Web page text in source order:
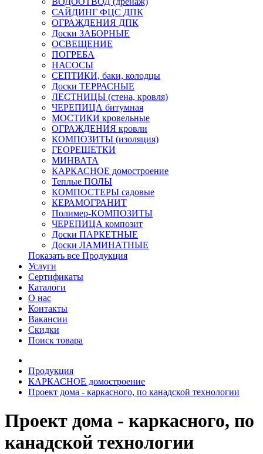
САЙДИНГ ФЦС ДПК
ОГРАЖДЕНИЯ ДПК
Доски ЗАБОРНЫЕ
ОСВЕЩЕНИЕ
ПОГРЕБА
НАСОСЫ
СЕПТИКИ, баки, колодцы
Доски ТЕРРАСНЫЕ
ЛЕСТНИЦЫ (стена, кровля)
ЧЕРЕПИЦА битумная
МОСТИКИ кровельные
ОГРАЖДЕНИЯ кровли
КОМПОЗИТЫ (изоляция)
ГЕОРЕШЕТКИ
МИНВАТА
КАРКАСНОЕ домостроение
Теплые ПОЛЫ
КОМПОСТЕРЫ садовые
КЕРАМОГРАНИТ
Полимер-КОМПОЗИТЫ
ЧЕРЕПИЦА композит
Доски ПАРКЕТНЫЕ
Доски ЛАМИНАТНЫЕ
Показать все Продукция
Услуги
Сертификаты
Каталоги
О нас
Контакты
Вакансии
Скидки
Поиск товара
Продукция
КАРКАСНОЕ домостроение
Проект дома - каркасного, по канадской технологии
Проект дома - каркасного, по
канадской технологии